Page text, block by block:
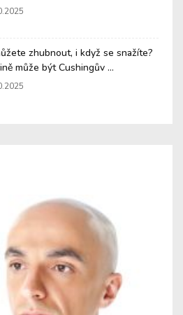
zhubnout, i když se snažíte?
může být Cushingův ...